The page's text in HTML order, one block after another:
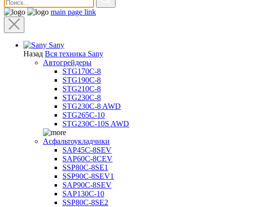
main page link
Sany
Назад Вся техника Sany
Автогрейдеры
STG170C-8
STG190C-8
STG210C-8
STG230C-8
STG230C-8 AWD
STG265C-10
STG230C-10S AWD
Асфальтоукладчики
SAP45С-8SEV
SAP60C-8CEV
SSP80C-8SE1
SSP90C-8SEV1
SAP90C-8SEV
SAP130C-10
SSP80C-8SE2